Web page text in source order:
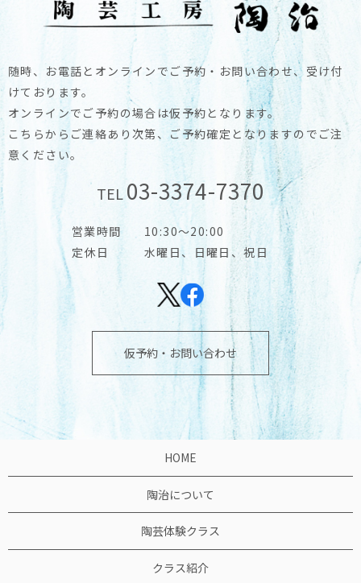
随時、お電話とオンラインでご予約・お問い合わせ、受け付
けております。
オンラインでご予約の場合は仮予約となります。
こちらからご連絡あり次第、ご予約確定となりますのでご注
意ください。
TEL03-3374-7370
営業時間
10:30～20:00
定休日
水曜日、日曜日、祝日
仮予約・お問い合わせ
HOME
陶治について
陶芸体験クラス
クラス紹介